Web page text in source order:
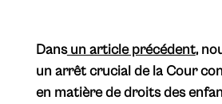
Dansun article précédent,
un arrêt crucial de la Cour
en matière de droits des